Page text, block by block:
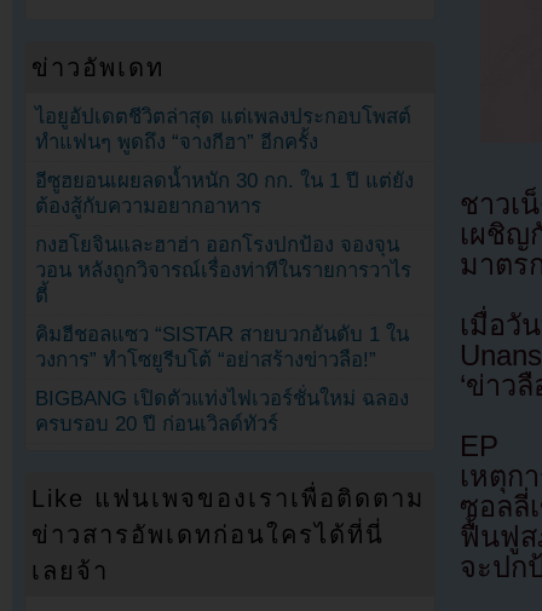
ชาวเ
เผชิญ
มาตร
เมื่อ
‘ข่าว
EP
เหตุก
ซอลลี่
ฟื้นฟูส
จะปก
ข่าวอัพเดท
ไอยูอัปเดตชีวิตล่าสุด แต่เพลงประกอบโพสต์
ทำแฟนๆ พูดถึง “จางกีฮา” อีกครั้ง
อีซูฮยอนเผยลดน้ำหนัก 30 กก. ใน 1 ปี แต่ยัง
ต้องสู้กับความอยากอาหาร
กงฮโยจินและฮาฮ่า ออกโรงปกป้อง จองจุน
วอน หลังถูกวิจารณ์เรื่องท่าทีในรายการวาไร
ตี้
คิมฮีชอลแซว “SISTAR สายบวกอันดับ 1 ใน
วงการ” ทำโซยูรีบโต้ “อย่าสร้างข่าวลือ!”
BIGBANG เปิดตัวแท่งไฟเวอร์ชั่นใหม่ ฉลอง
ครบรอบ 20 ปี ก่อนเวิลด์ทัวร์
Like แฟนเพจของเราเพื่อติดตาม
ข่าวสารอัพเดทก่อนใครได้ที่นี่
เลยจ้า